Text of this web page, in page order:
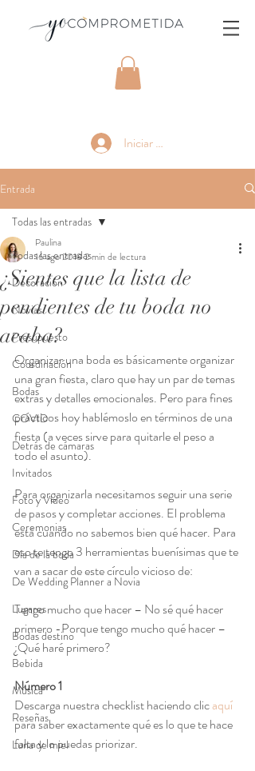
Iniciar sesión
Entrada
Todas las entradas
Decoración
Novias
Presupuesto
Coordinación
Bodas
COVID
Detrás de cámaras
Invitados
Foto y Video
Ceremonias
Día de la boda
De Wedding Planner a Novia
Lugares
Bodas destino
Bebida
Música
Reseñas
Luna de miel
Todas las entradas
¿Sientes que la lista de
pendientes de tu boda no
acaba?
Paulina
16 ago 20182 min de lectura
Organizar una boda es básicamente organizar
una gran fiesta, claro que hay un par de temas
extras y detalles emocionales. Pero para fines
prácticos hoy hablémoslo en términos de una
fiesta (a veces sirve para quitarle el peso a
todo el asunto).
Para organizarla necesitamos seguir una serie
de pasos y completar acciones. El problema
está cuando no sabemos bien qué hacer. Para
eso te tengo 3 herramientas buenísimas que te
van a sacar de este círculo vicioso de:
Tengo mucho que hacer – No sé qué hacer
primero -Porque tengo mucho qué hacer –
¿Qué haré primero?
Número 1
Descarga nuestra checklist haciendo clic aquí
para saber exactamente qué es lo que te hace
falta y lo puedas priorizar.